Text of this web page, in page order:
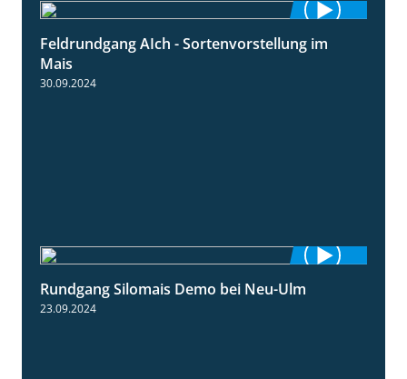
11:24
Feldrundgang AIch - Sortenvorstellung im
Mais
30.09.2024
Rundgang Silomais Demo bei Neu-Ulm
23.09.2024